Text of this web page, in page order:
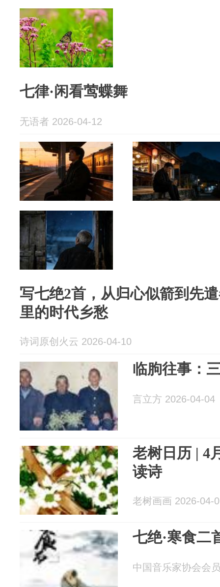
七律·闲看莺蝶舞
无语者 2026-04-12
写七绝2首，从归心似箭到先
里的时代乡愁
诗词原创火云 2026-04-10
临朐往事：
言立方 2026-04-04
老树日历 | 4
读诗
老树画画 2026-04-
七绝·寒食二
中国音乐家协会会